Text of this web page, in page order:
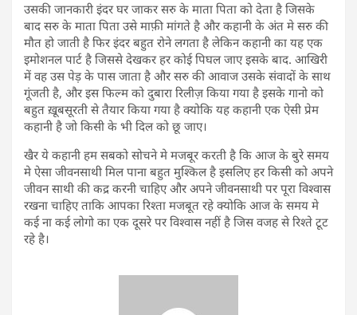
उसकी जानकारी इंदर घर जाकर सरु के माता पिता को देता है जिसके
बाद सरु के माता पिता उसे माफ़ी मांगते है और कहानी के अंत मे सरु की
मौत हो जाती है फिर इंदर बहुत रोने लगता है लेकिन कहानी का यह एक
इमोशनल पार्ट है जिससे देखकर हर कोई पिघल जाए इसके बाद. आखिरी
में वह उस पेड़ के पास जाता है और सरु की आवाज उसके संवादों के साथ
गूंजती है, और इस फिल्म को दुबारा रिलीज़ किया गया है इसके गानो को
बहुत ख़ूबसूरती से तैयार किया गया है क्योकि यह कहानी एक ऐसी प्रेम
कहानी है जो किसी के भी दिल को छू जाए।
खैर ये कहानी हम सबको सोचने मे मजबूर करती है कि आज के बुरे समय
मे ऐसा जीवनसाथी मिल पाना बहुत मुश्किल है इसलिए हर किसी को अपने
जीवन साथी की कद्र करनी चाहिए और अपने जीवनसाथी पर पूरा विश्वास
रखना चाहिए ताकि आपका रिश्ता मजबूत रहे क्योकि आज के समय मे
कई ना कई लोगो का एक दूसरे पर विश्वास नहीं है जिस वजह से रिश्ते टूट
रहे है।